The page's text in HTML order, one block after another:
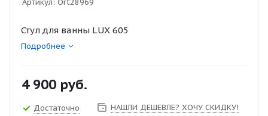
Артикул: Ort28969
Стул для ванны LUX 605
Подробнее
4 900 руб.
Достаточно НАШЛИ ДЕШЕВЛЕ? ХОЧУ СКИДКУ!